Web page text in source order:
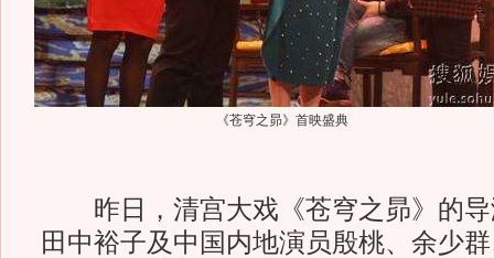
《苍穹之昴》首映盛典
昨日，清宫大戏《苍穹之昴》的导
田中裕子及中国内地演员殷桃、余少